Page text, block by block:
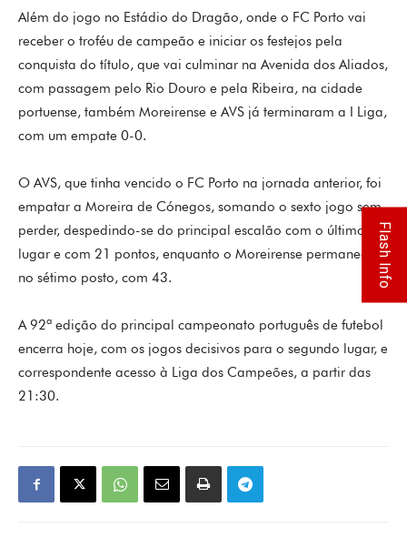
Além do jogo no Estádio do Dragão, onde o FC Porto vai
receber o troféu de campeão e iniciar os festejos pela
conquista do título, que vai culminar na Avenida dos Aliados,
com passagem pelo Rio Douro e pela Ribeira, na cidade
portuense, também Moreirense e AVS já terminaram a I Liga,
com um empate 0-0.
O AVS, que tinha vencido o FC Porto na jornada anterior, foi
empatar a Moreira de Cónegos, somando o sexto jogo sem
perder, despedindo-se do principal escalão com o último
lugar e com 21 pontos, enquanto o Moreirense permanece
no sétimo posto, com 43.
A 92ª edição do principal campeonato português de futebol
encerra hoje, com os jogos decisivos para o segundo lugar, e
correspondente acesso à Liga dos Campeões, a partir das
21:30.
Flash Info